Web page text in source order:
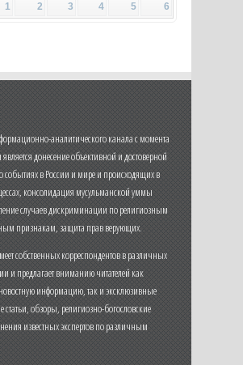
1 2 3 4 5 6
аналитического канала с момента
донесение объективной и достоверной
в России и мире и происходящих в
консолидация мусульманской уммы
случаев дискриминации по религиозным
признакам, защита прав верующих.
собственных корреспондентов в различных
и предлагает вниманию читателей как
информацию, так и эксклюзивные
статьи, обзоры, религиозно-богословские
известных экспертов по различным